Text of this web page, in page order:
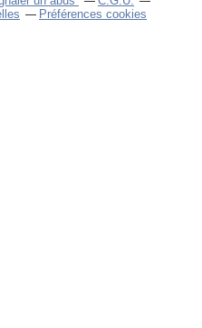
Préférences cookies